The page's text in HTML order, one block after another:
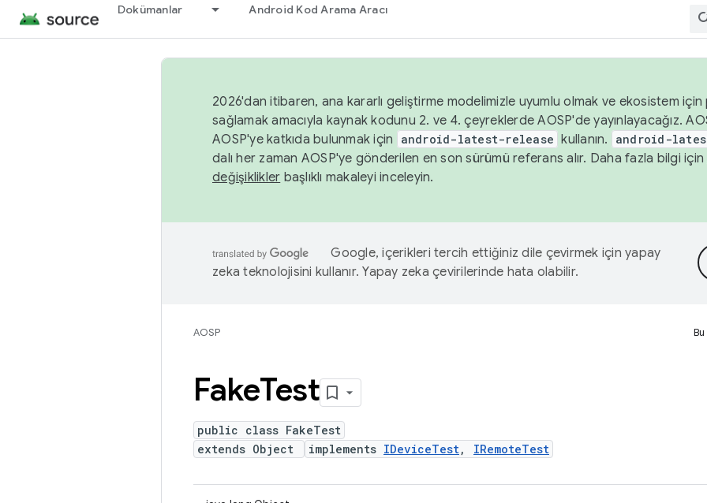
Dokümanlar Android Kod Arama Aracı
2026'dan itibaren, ana kararlı geliştirme modelimizle uyumlu olmak ve ekosistem için
sağlamak amacıyla kaynak kodunu 2. ve 4. çeyreklerde AOSP'de yayınlayacağız.
AOSP'ye katkıda bulunmak için
android-latest-release kullanın. android-
dalı her zaman AOSP'ye gönderilen en son sürümü referans alır. Daha fazla bilgi için
değişiklikler başlıklı makaleyi inceleyin.
Google, içerikleri tercih ettiğiniz dile çevirmek için yapay
zeka teknolojisini kullanır. Yapay zeka çevirilerinde hata olabilir.
AOSP
FakeTest
public class FakeTest
extends Object
implements IDeviceTest, IRemoteTest